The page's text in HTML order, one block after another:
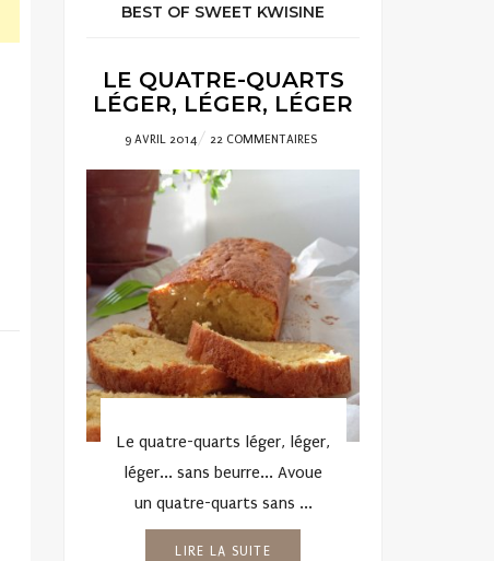
BEST OF SWEET KWISINE
LE QUATRE-QUARTS
LÉGER, LÉGER, LÉGER
POSTED
9 AVRIL 2014 22 COMMENTAIRES
Le quatre-quarts léger, léger,
léger... sans beurre... Avoue
un quatre-quarts sans ...
LIRE LA SUITE